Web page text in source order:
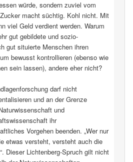
würde, sondern zuviel vom
macht süchtig. Kohl nicht. Mit
viel Geld verdient werden. Warum
gut gebildete und sozio-
gut situierte Menschen ihren
bewusst kontrollieren (ebenso wie
sein lassen), andere eher nicht?
darf nicht
und an der Grenze
und
ihr
Vorgehen beenden. „Wer nur
etwas versteht, versteht auch die
Dieser Lichtenberg-Spruch gilt nicht